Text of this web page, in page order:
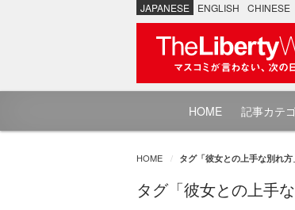
JAPANESE ENGLISH CHINESE
HOME 記事カテ
HOME タグ「彼女との上手な別れ
タグ「彼女との上手